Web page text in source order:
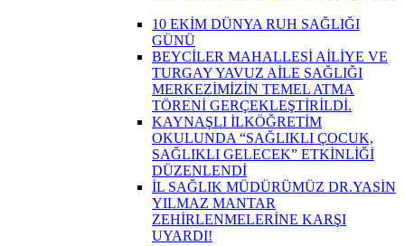
10 EKİM DÜNYA RUH SAĞLIĞI
GÜNÜ
BEYCİLER MAHALLESİ AİLİYE VE
TURGAY YAVUZ AİLE SAĞLIĞI
MERKEZİMİZİN TEMEL ATMA
TÖRENİ GERÇEKLEŞTİRİLDİ.
KAYNAŞLI İLKÖĞRETİM
OKULUNDA “SAĞLIKLI ÇOCUK,
SAĞLIKLI GELECEK” ETKİNLİĞİ
DÜZENLENDİ
İL SAĞLIK MÜDÜRÜMÜZ DR.YASİN
YILMAZ MANTAR
ZEHİRLENMELERİNE KARŞI
UYARDI!